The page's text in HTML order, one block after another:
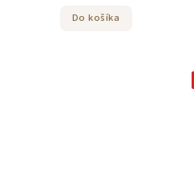
Do košíka